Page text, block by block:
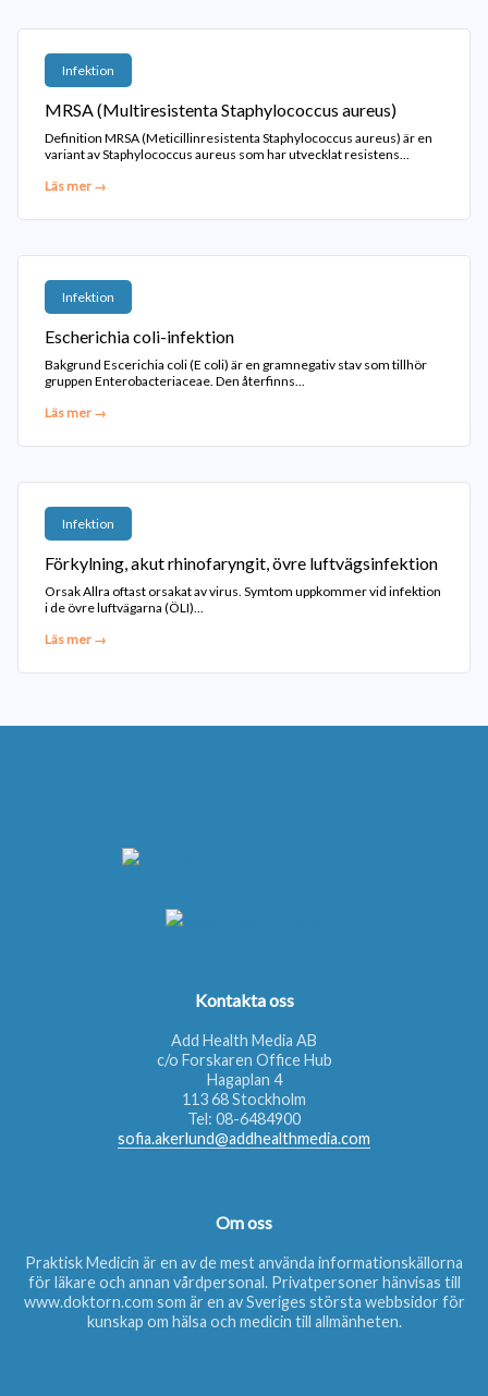
Infektion
MRSA (Multiresistenta Staphylococcus aureus)
Definition MRSA (Meticillinresistenta Staphylococcus aureus) är en
variant av Staphylococcus aureus som har utvecklat resistens...
Läs mer →
Infektion
Escherichia coli-infektion
Bakgrund Escerichia coli (E coli) är en gramnegativ stav som tillhör
gruppen Enterobacteriaceae. Den återfinns...
Läs mer →
Infektion
Förkylning, akut rhinofaryngit, övre luftvägsinfektion
Orsak Allra oftast orsakat av virus. Symtom uppkommer vid infektion
i de övre luftvägarna (ÖLI)...
Läs mer →
Kontakta oss
Add Health Media AB
c/o Forskaren Office Hub
Hagaplan 4
113 68 Stockholm
Tel: 08-6484900
sofia.akerlund@addhealthmedia.com
Om oss
Praktisk Medicin är en av de mest använda informationskällorna
för läkare och annan vårdpersonal. Privatpersoner hänvisas till
www.doktorn.com som är en av Sveriges största webbsidor för
kunskap om hälsa och medicin till allmänheten.